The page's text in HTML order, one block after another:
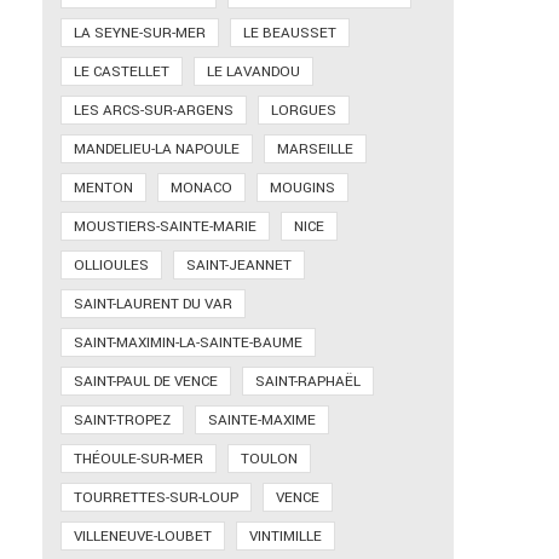
LA SEYNE-SUR-MER
LE BEAUSSET
LE CASTELLET
LE LAVANDOU
LES ARCS-SUR-ARGENS
LORGUES
MANDELIEU-LA NAPOULE
MARSEILLE
MENTON
MONACO
MOUGINS
MOUSTIERS-SAINTE-MARIE
NICE
OLLIOULES
SAINT-JEANNET
SAINT-LAURENT DU VAR
SAINT-MAXIMIN-LA-SAINTE-BAUME
SAINT-PAUL DE VENCE
SAINT-RAPHAËL
SAINT-TROPEZ
SAINTE-MAXIME
THÉOULE-SUR-MER
TOULON
TOURRETTES-SUR-LOUP
VENCE
VILLENEUVE-LOUBET
VINTIMILLE